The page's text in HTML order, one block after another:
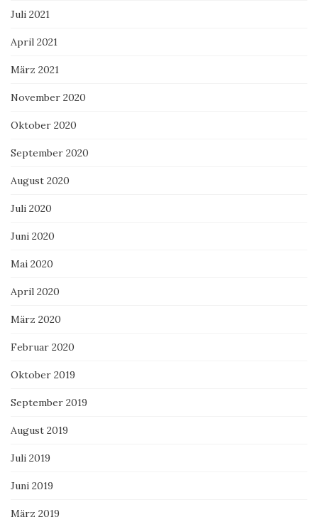
Juli 2021
April 2021
März 2021
November 2020
Oktober 2020
September 2020
August 2020
Juli 2020
Juni 2020
Mai 2020
April 2020
März 2020
Februar 2020
Oktober 2019
September 2019
August 2019
Juli 2019
Juni 2019
März 2019